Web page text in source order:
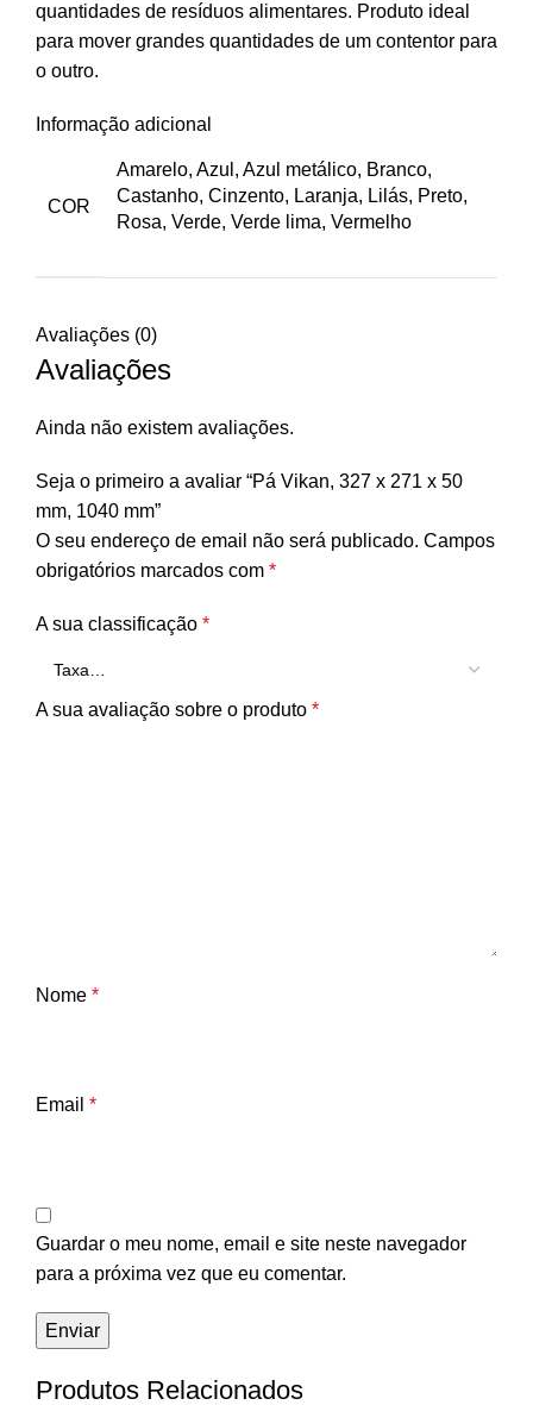
quantidades de resíduos alimentares. Produto ideal
para mover grandes quantidades de um contentor para
o outro.
Informação adicional
COR
Amarelo, Azul, Azul metálico, Branco,
Castanho, Cinzento, Laranja, Lilás, Preto,
Rosa, Verde, Verde lima, Vermelho
Avaliações (0)
Avaliações
Ainda não existem avaliações.
Seja o primeiro a avaliar “Pá Vikan, 327 x 271 x 50
mm, 1040 mm”
O seu endereço de email não será publicado. Campos
obrigatórios marcados com *
A sua classificação *
A sua avaliação sobre o produto *
Nome *
Email *
Guardar o meu nome, email e site neste navegador
para a próxima vez que eu comentar.
Produtos Relacionados